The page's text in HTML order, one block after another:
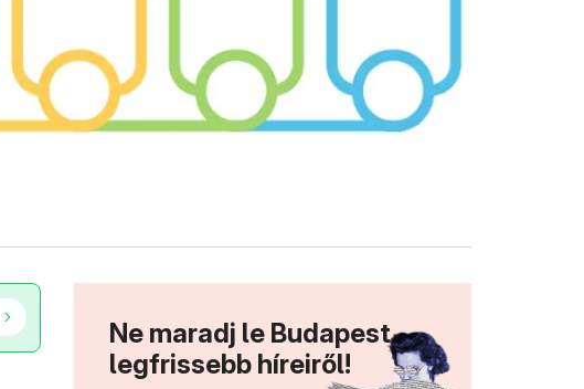
Ne maradj le Budapest
legfrissebb híreiről!